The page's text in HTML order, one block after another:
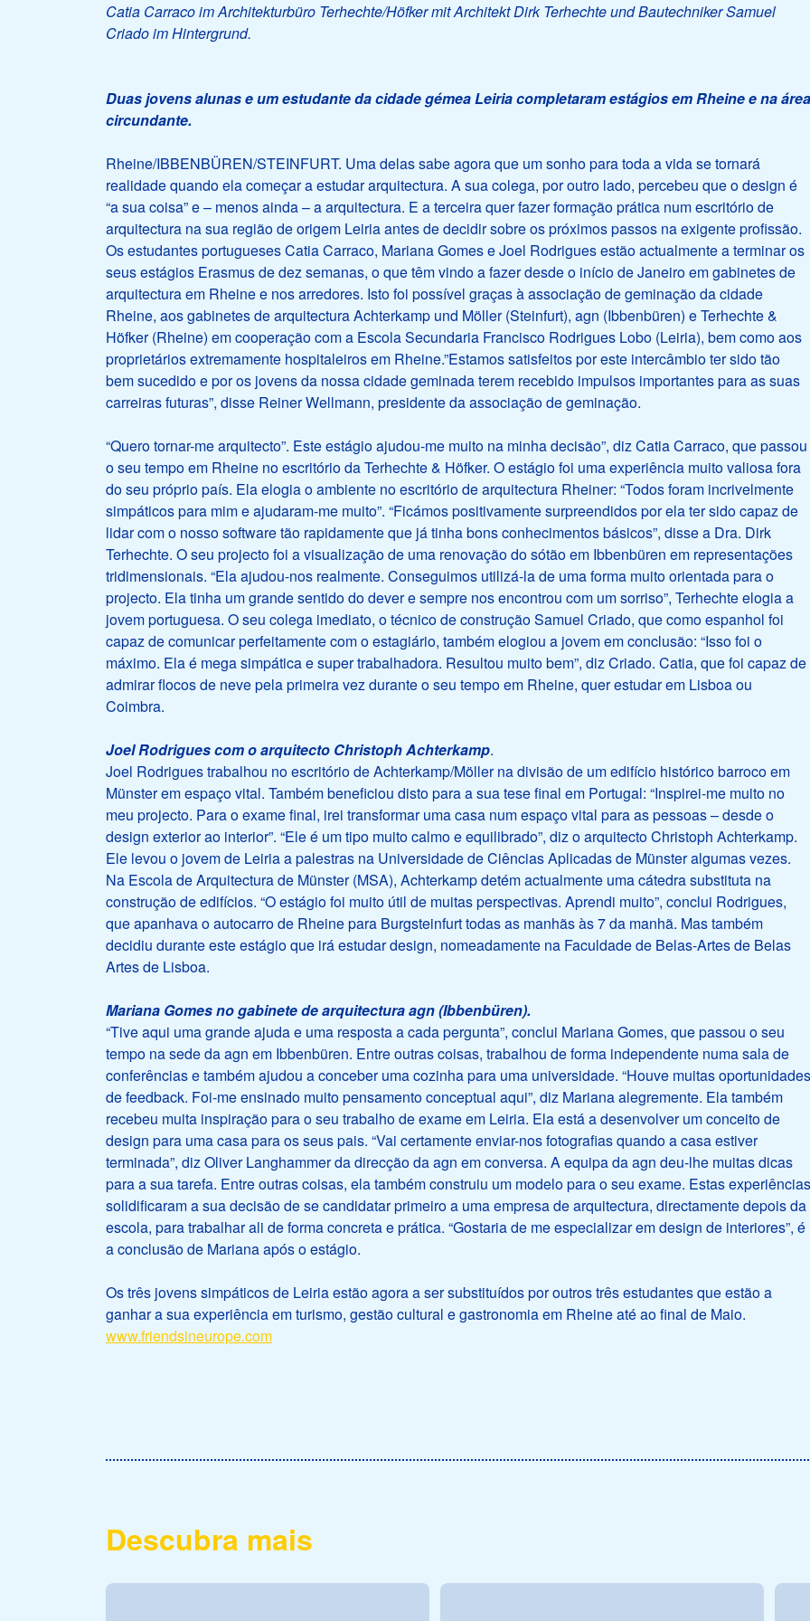
Catia Carraco im Architekturbüro Terhechte/Höfker mit Architekt Dirk Terhechte und Bautechniker Samuel
Criado im Hintergrund.
Duas jovens alunas e um estudante da cidade gémea Leiria completaram estágios em Rheine e na área
circundante.
Rheine/IBBENBÜREN/STEINFURT. Uma delas sabe agora que um sonho para toda a vida se tornará
realidade quando ela começar a estudar arquitectura. A sua colega, por outro lado, percebeu que o design é
“a sua coisa” e – menos ainda – a arquitectura. E a terceira quer fazer formação prática num escritório de
arquitectura na sua região de origem Leiria antes de decidir sobre os próximos passos na exigente profissão.
Os estudantes portugueses Catia Carraco, Mariana Gomes e Joel Rodrigues estão actualmente a terminar os
seus estágios Erasmus de dez semanas, o que têm vindo a fazer desde o início de Janeiro em gabinetes de
arquitectura em Rheine e nos arredores. Isto foi possível graças à associação de geminação da cidade
Rheine, aos gabinetes de arquitectura Achterkamp und Möller (Steinfurt), agn (Ibbenbüren) e Terhechte &
Höfker (Rheine) em cooperação com a Escola Secundaria Francisco Rodrigues Lobo (Leiria), bem como aos
proprietários extremamente hospitaleiros em Rheine.”Estamos satisfeitos por este intercâmbio ter sido tão
bem sucedido e por os jovens da nossa cidade geminada terem recebido impulsos importantes para as suas
carreiras futuras”, disse Reiner Wellmann, presidente da associação de geminação.
“Quero tornar-me arquitecto”. Este estágio ajudou-me muito na minha decisão”, diz Catia Carraco, que passou
o seu tempo em Rheine no escritório da Terhechte & Höfker. O estágio foi uma experiência muito valiosa fora
do seu próprio país. Ela elogia o ambiente no escritório de arquitectura Rheiner: “Todos foram incrivelmente
simpáticos para mim e ajudaram-me muito”. “Ficámos positivamente surpreendidos por ela ter sido capaz de
lidar com o nosso software tão rapidamente que já tinha bons conhecimentos básicos”, disse a Dra. Dirk
Terhechte. O seu projecto foi a visualização de uma renovação do sótão em Ibbenbüren em representações
tridimensionais. “Ela ajudou-nos realmente. Conseguimos utilizá-la de uma forma muito orientada para o
projecto. Ela tinha um grande sentido do dever e sempre nos encontrou com um sorriso”, Terhechte elogia a
jovem portuguesa. O seu colega imediato, o técnico de construção Samuel Criado, que como espanhol foi
capaz de comunicar perfeitamente com o estagiário, também elogiou a jovem em conclusão: “Isso foi o
máximo. Ela é mega simpática e super trabalhadora. Resultou muito bem”, diz Criado. Catia, que foi capaz de
admirar flocos de neve pela primeira vez durante o seu tempo em Rheine, quer estudar em Lisboa ou
Coimbra.
Joel Rodrigues com o arquitecto Christoph Achterkamp.
Joel Rodrigues trabalhou no escritório de Achterkamp/Möller na divisão de um edifício histórico barroco em
Münster em espaço vital. Também beneficiou disto para a sua tese final em Portugal: “Inspirei-me muito no
meu projecto. Para o exame final, irei transformar uma casa num espaço vital para as pessoas – desde o
design exterior ao interior”. “Ele é um tipo muito calmo e equilibrado”, diz o arquitecto Christoph Achterkamp.
Ele levou o jovem de Leiria a palestras na Universidade de Ciências Aplicadas de Münster algumas vezes.
Na Escola de Arquitectura de Münster (MSA), Achterkamp detém actualmente uma cátedra substituta na
construção de edifícios. “O estágio foi muito útil de muitas perspectivas. Aprendi muito”, conclui Rodrigues,
que apanhava o autocarro de Rheine para Burgsteinfurt todas as manhãs às 7 da manhã. Mas também
decidiu durante este estágio que irá estudar design, nomeadamente na Faculdade de Belas-Artes de Belas
Artes de Lisboa.
Mariana Gomes no gabinete de arquitectura agn (Ibbenbüren).
“Tive aqui uma grande ajuda e uma resposta a cada pergunta”, conclui Mariana Gomes, que passou o seu
tempo na sede da agn em Ibbenbüren. Entre outras coisas, trabalhou de forma independente numa sala de
conferências e também ajudou a conceber uma cozinha para uma universidade. “Houve muitas oportunidades
de feedback. Foi-me ensinado muito pensamento conceptual aqui”, diz Mariana alegremente. Ela também
recebeu muita inspiração para o seu trabalho de exame em Leiria. Ela está a desenvolver um conceito de
design para uma casa para os seus pais. “Vai certamente enviar-nos fotografias quando a casa estiver
terminada”, diz Oliver Langhammer da direcção da agn em conversa. A equipa da agn deu-lhe muitas dicas
para a sua tarefa. Entre outras coisas, ela também construiu um modelo para o seu exame. Estas experiências
solidificaram a sua decisão de se candidatar primeiro a uma empresa de arquitectura, directamente depois da
escola, para trabalhar ali de forma concreta e prática. “Gostaria de me especializar em design de interiores”, é
a conclusão de Mariana após o estágio.
Os três jovens simpáticos de Leiria estão agora a ser substituídos por outros três estudantes que estão a
ganhar a sua experiência em turismo, gestão cultural e gastronomia em Rheine até ao final de Maio.
www.friendsineurope.com
Descubra mais